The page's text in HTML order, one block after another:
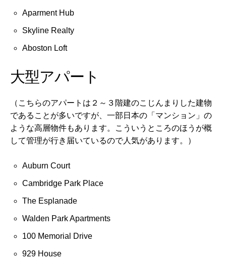
Aparment Hub
Skyline Realty
Aboston Loft
大型アパート
（こちらのアパートは２～３階建のこじんまりした建物
であることが多いですが、一部日本の「マンション」の
ような高層物件もあります。こういうところのほうが概
して管理が行き届いているので人気があります。）
Auburn Court
Cambridge Park Place
The Esplanade
Walden Park Apartments
100 Memorial Drive
929 House